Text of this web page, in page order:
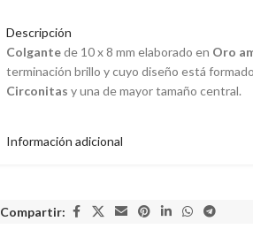
Descripción
Colgantede 10 x 8 mm elaborado en Oro
terminación brillo y cuyo diseño está
Circonitas y una de mayor tamaño central.
Información adicional
Compartir: